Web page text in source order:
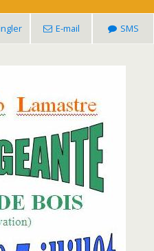
E-mail SMS